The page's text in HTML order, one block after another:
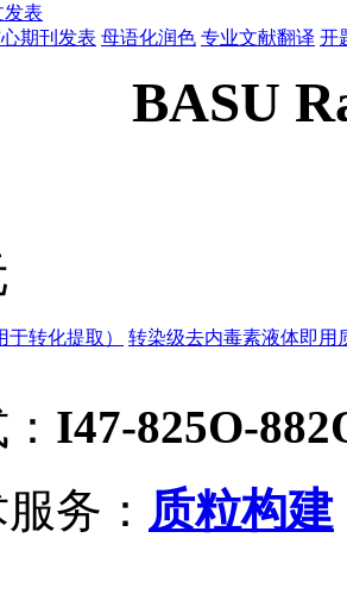
发表
期刊发表 母语化润色 专业文献翻译 开
BASU
于转化提取） 转染级去内毒素液体即用
I47-825O-
务： 质粒构建